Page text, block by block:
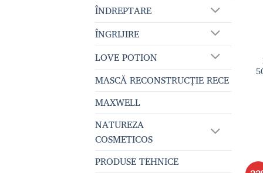
ÎNDREPTARE
ÎNGRIJIRE
LOVE POTION
MASCĂ RECONSTRUCȚIE RECE
MAXWELL
NATUREZA
COSMETICOS
PRODUSE TEHNICE